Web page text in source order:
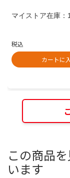
マイストア在庫：
税込
カートに
この商品
います